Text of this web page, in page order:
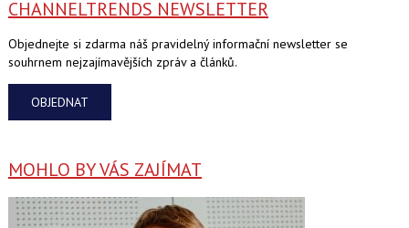
CHANNELTRENDS NEWSLETTER
Objednejte si zdarma náš pravidelný informační newsletter se
souhrnem nejzajímavějších zpráv a článků.
OBJEDNAT
MOHLO BY VÁS ZAJÍMAT